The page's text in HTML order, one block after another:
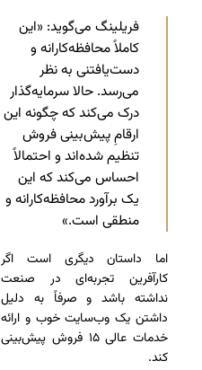
فریلینگ می‌گوید: «این
کاملاً محافظه‌کارانه و
دست‌یافتنی به نظر
می‌رسد. حالا سرمایه‌گذار
درک می‌کند که چگونه این
ارقامِ پیش‌بینی فروش
تنظیم شده‌اند و احتمالاً
احساس می‌کند که این
یک برآورد محافظه‌کارانه و
منطقی است.»
اما داستان دیگری است اگر
کارآفرین تجربه‌ای در صنعت
نداشته باشد و صرفاً به دلیل
داشتن یک وب‌سایت خوب و ارائه
خدمات عالی ۱۵ فروش پیش‌بینی
کند.